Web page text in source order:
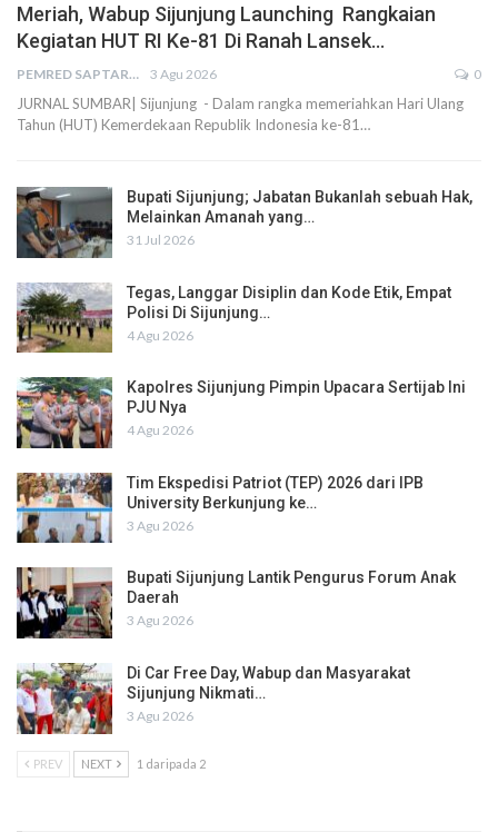
Meriah, Wabup Sijunjung Launching Rangkaian
Kegiatan HUT RI Ke-81 Di Ranah Lansek…
PEMRED SAPTARIUS 3 Agu 2026 0
JURNAL SUMBAR| Sijunjung - Dalam rangka memeriahkan Hari Ulang
Tahun (HUT) Kemerdekaan Republik Indonesia ke-81…
Bupati Sijunjung; Jabatan Bukanlah sebuah Hak,
Melainkan Amanah yang…
31 Jul 2026
Tegas, Langgar Disiplin dan Kode Etik, Empat
Polisi Di Sijunjung…
4 Agu 2026
Kapolres Sijunjung Pimpin Upacara Sertijab Ini
PJU Nya
4 Agu 2026
Tim Ekspedisi Patriot (TEP) 2026 dari IPB
University Berkunjung ke…
3 Agu 2026
Bupati Sijunjung Lantik Pengurus Forum Anak
Daerah
3 Agu 2026
Di Car Free Day, Wabup dan Masyarakat
Sijunjung Nikmati…
3 Agu 2026
PREV NEXT 1 daripada 2